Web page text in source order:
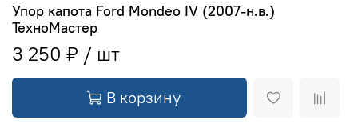
Упор капота Ford Mondeo IV (2007-н.в.)
ТехноМастер
3 250 ₽
В корзину